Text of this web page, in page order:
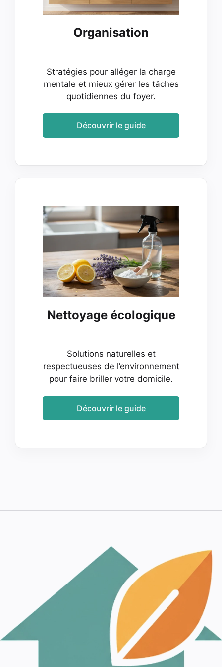
Organisation
Stratégies pour alléger la charge
mentale et mieux gérer les tâches
quotidiennes du foyer.
Découvrir le guide
Nettoyage écologique
Solutions naturelles et
respectueuses de l’environnement
pour faire briller votre domicile.
Découvrir le guide